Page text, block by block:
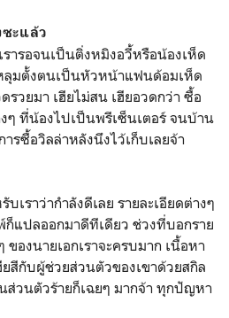
ะแล้ว
รารอจนเป็นติ่งหมิงอวี้หรือน้องเห็ด
ลุมตั้งตนเป็นหัวหน้าแฟนด้อมเห็ด
รวยมา เฮียไม่สน เฮียอวดกว่า ซื้อ
ๆ ที่น้องไปเป็นพรีเซ็นเตอร์ จนบ้าน
รซื้อวิลล่าหลังนึงไว้เก็บเลยจ้า
บเราว่ากำลังดีเลย รายละเอียดต่างๆ
ก็แปลออกมาดีทีเดียว ช่วงที่บอกราย
ของนายเอกเราจะครบมาก เนื้อหา
ยสีกับผู้ช่วยส่วนตัวของเขาด้วยสกิล
วนตัวร้ายก็เฉยๆ มากจ้า ทุกปัญหา